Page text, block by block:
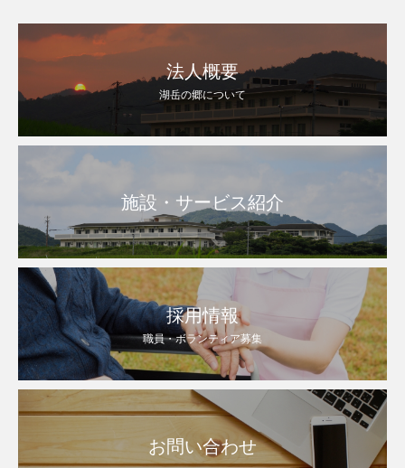
法人概要
湖岳の郷について
施設・サービス紹介
採用情報
職員・ボランティア募集
お問い合わせ